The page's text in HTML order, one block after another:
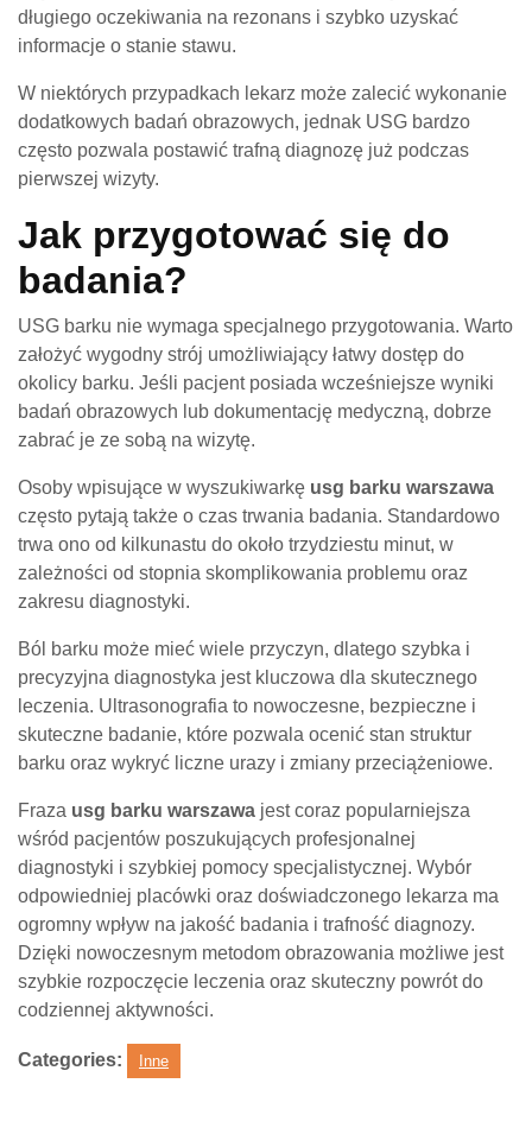
długiego oczekiwania na rezonans i szybko uzyskać
informacje o stanie stawu.
W niektórych przypadkach lekarz może zalecić wykonanie
dodatkowych badań obrazowych, jednak USG bardzo
często pozwala postawić trafną diagnozę już podczas
pierwszej wizyty.
Jak przygotować się do
badania?
USG barku nie wymaga specjalnego przygotowania. Warto
założyć wygodny strój umożliwiający łatwy dostęp do
okolicy barku. Jeśli pacjent posiada wcześniejsze wyniki
badań obrazowych lub dokumentację medyczną, dobrze
zabrać je ze sobą na wizytę.
Osoby wpisujące w wyszukiwarkę usg barku warszawa
często pytają także o czas trwania badania. Standardowo
trwa ono od kilkunastu do około trzydziestu minut, w
zależności od stopnia skomplikowania problemu oraz
zakresu diagnostyki.
Ból barku może mieć wiele przyczyn, dlatego szybka i
precyzyjna diagnostyka jest kluczowa dla skutecznego
leczenia. Ultrasonografia to nowoczesne, bezpieczne i
skuteczne badanie, które pozwala ocenić stan struktur
barku oraz wykryć liczne urazy i zmiany przeciążeniowe.
Fraza usg barku warszawa jest coraz popularniejsza
wśród pacjentów poszukujących profesjonalnej
diagnostyki i szybkiej pomocy specjalistycznej. Wybór
odpowiedniej placówki oraz doświadczonego lekarza ma
ogromny wpływ na jakość badania i trafność diagnozy.
Dzięki nowoczesnym metodom obrazowania możliwe jest
szybkie rozpoczęcie leczenia oraz skuteczny powrót do
codziennej aktywności.
Categories: Inne